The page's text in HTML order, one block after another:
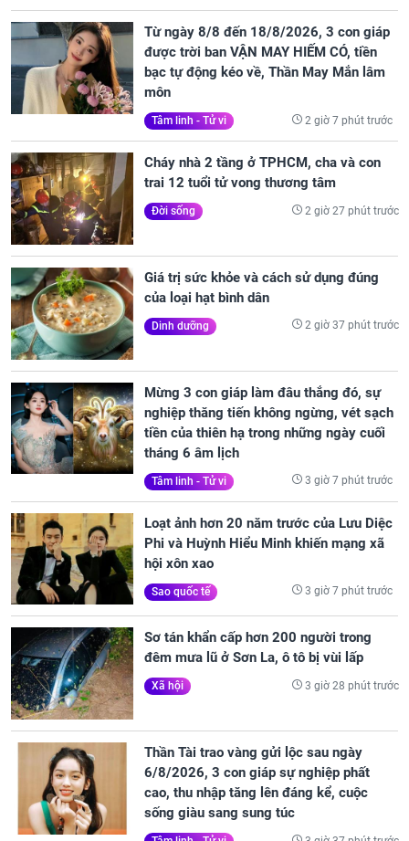
Từ ngày 8/8 đến 18/8/2026, 3 con giáp
được trời ban VẬN MAY HIẾM CÓ, tiền
bạc tự động kéo về, Thần May Mắn lâm
môn
Tâm linh - Tử vi 2 giờ 7 phút trước
Cháy nhà 2 tầng ở TPHCM, cha và con
trai 12 tuổi tử vong thương tâm
Đời sống 2 giờ 27 phút trước
Giá trị sức khỏe và cách sử dụng đúng
của loại hạt bình dân
Dinh dưỡng 2 giờ 37 phút trước
Mừng 3 con giáp làm đâu thắng đó, sự
nghiệp thăng tiến không ngừng, vét sạch
tiền của thiên hạ trong những ngày cuối
tháng 6 âm lịch
Tâm linh - Tử vi 3 giờ 7 phút trước
Loạt ảnh hơn 20 năm trước của Lưu Diệc
Phi và Huỳnh Hiểu Minh khiến mạng xã
hội xôn xao
Sao quốc tế 3 giờ 7 phút trước
Sơ tán khẩn cấp hơn 200 người trong
đêm mưa lũ ở Sơn La, ô tô bị vùi lấp
Xã hội 3 giờ 28 phút trước
Thần Tài trao vàng gửi lộc sau ngày
6/8/2026, 3 con giáp sự nghiệp phất
cao, thu nhập tăng lên đáng kể, cuộc
sống giàu sang sung túc